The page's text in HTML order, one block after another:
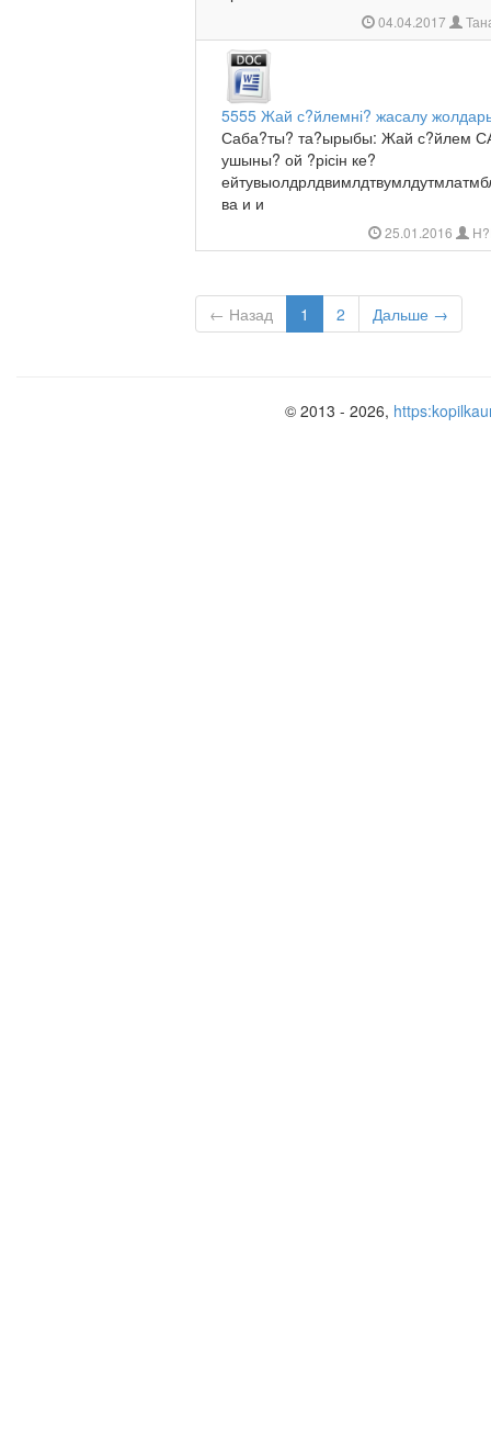
04.04.2017
5555 Жай с?йлемні? жасалу
Саба?ты? та?ырыбы: Жай с?йлем
ушыны? ой ?рісін ке?
ва и и
25.01.2016
← Назад 1 2 Дальше →
© 2013 - 2026,